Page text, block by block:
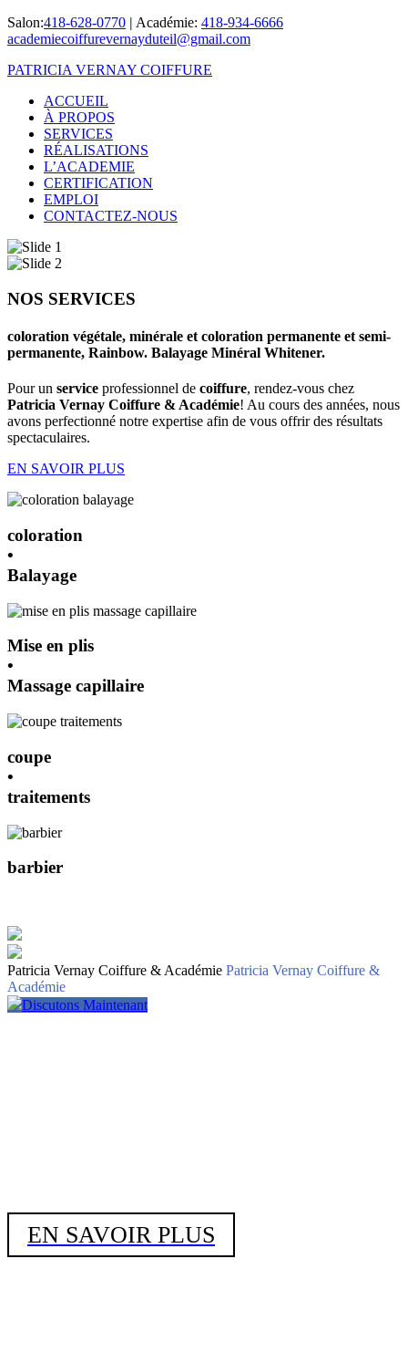
Salon:418-628-0770 | Académie: 418-934-6666
academiecoiffurevernayduteil@gmail.com
PATRICIA VERNAY COIFFURE
ACCUEIL
À PROPOS
SERVICES
RÉALISATIONS
L’ACADEMIE
CERTIFICATION
EMPLOI
CONTACTEZ-NOUS
NOS SERVICES
coloration végétale, minérale et coloration permanente et semi-
permanente, Rainbow. Balayage Minéral Whitener.
Pour un service professionnel de coiffure, rendez-vous chez
Patricia Vernay Coiffure & Académie! Au cours des années, nous
avons perfectionné notre expertise afin de vous offrir des résultats
spectaculaires.
EN SAVOIR PLUS
coloration
•
Balayage
Mise en plis
•
Massage capillaire
coupe
•
traitements
barbier
Patricia Vernay Coiffure & Académie Patricia Vernay Coiffure &
Académie
Discutons Maintenant
EN SAVOIR PLUS